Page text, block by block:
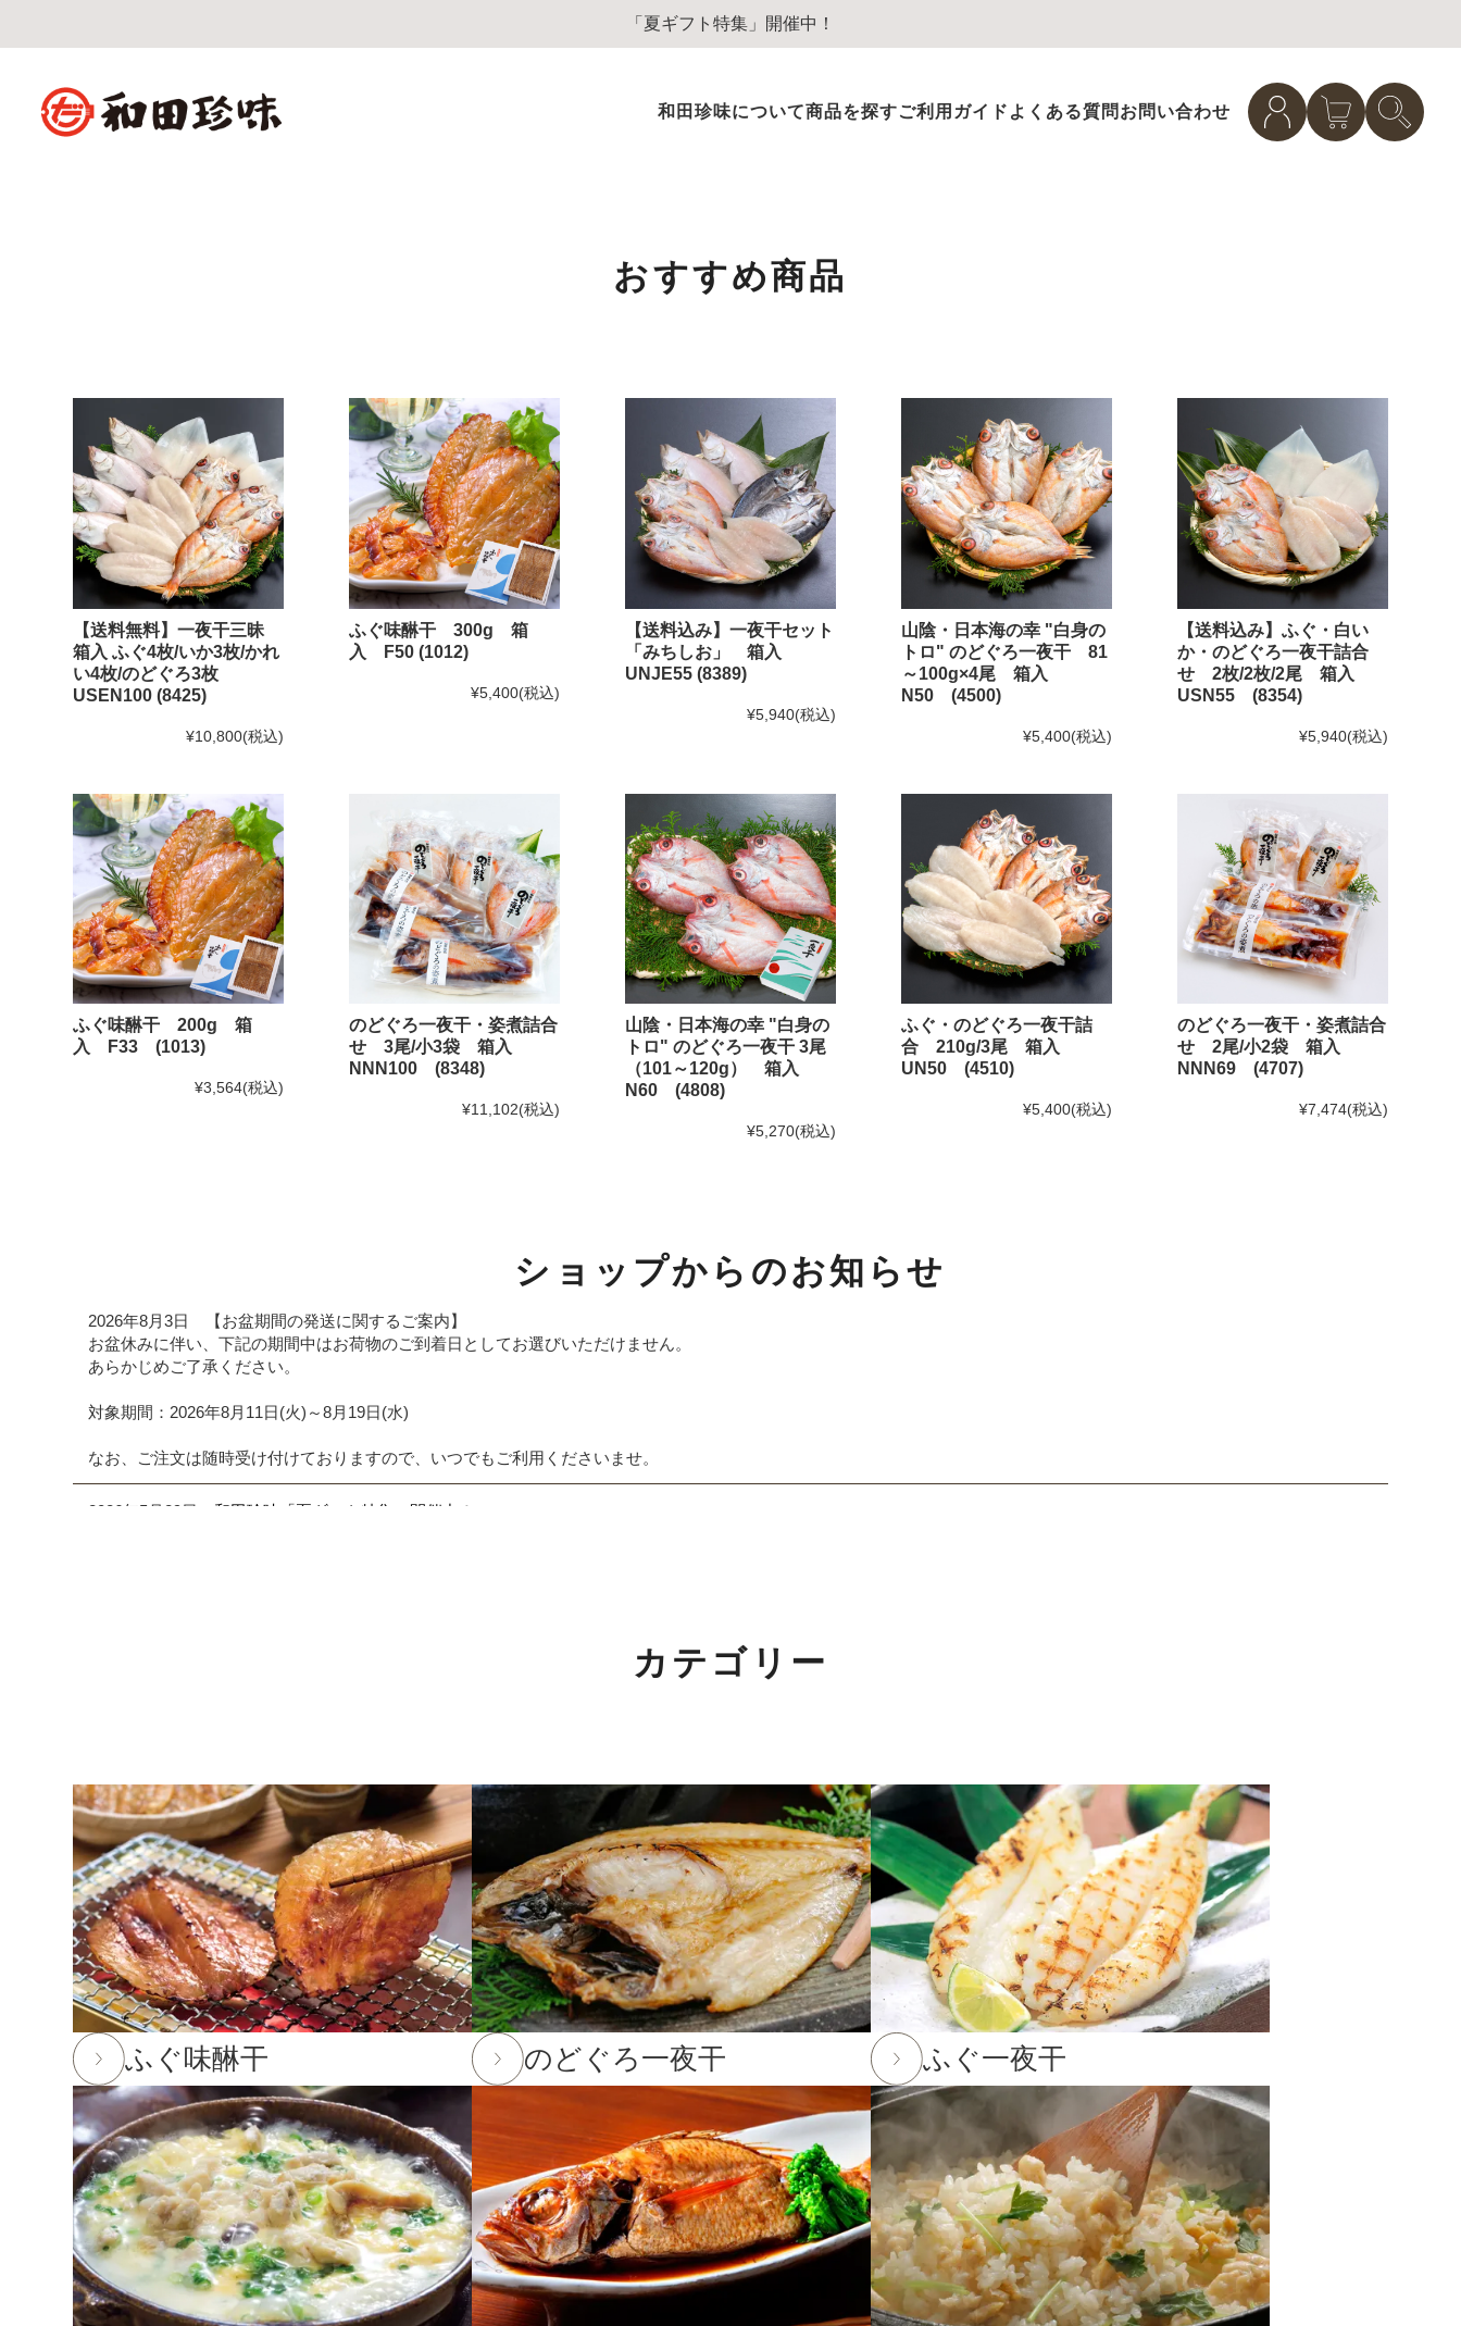
「夏ギフト特集」開催中！
和田珍味について商品を探す
ふぐ一夜干
のどぐろ商品
のどぐろ一夜干
のどぐろのたたき
のどぐろの姿煮
のどぐろのアクアパッツァ
いか商品
白いか一夜干
その他商品
かれい商品
あなご商品
おひとりさま鍋シリーズ
めしともシリーズ
Shinwaカフェシリーズ
ふんわり焼きあげシリーズ
お試しセット
夏ギフト特集
長寿・還暦祝い
ご法要・香典返し
価格別に探す
〜1,000円
1,001〜3,000円
3,001〜5,000円
5,001〜8,000円
8,001円〜
ご利用ガイド よくある質問 お問い合わせ
おすすめ商品
【送料無料】一夜干三昧
箱入 ふぐ4枚/いか3枚/かれ
い4枚/のどぐろ3枚
USEN100 (8425)
¥10,800(税込)
ふぐ味醂干 300g 箱
入 F50 (1012)
¥5,400(税込)
【送料込み】一夜干セット
「みちしお」 箱入
UNJE55 (8389)
¥5,940(税込)
山陰・日本海の幸 "白身の
トロ" のどぐろ一夜干 81
～100g×4尾 箱入
N50 (4500)
¥5,400(税込)
【送料込み】ふぐ・白い
か・のどぐろ一夜干詰合
せ 2枚/2枚/2尾 箱入
USN55 (8354)
¥5,940(税込)
ふぐ味醂干 200g 箱
入 F33 (1013)
¥3,564(税込)
のどぐろ一夜干・姿煮詰合
せ 3尾/小3袋 箱入
NNN100 (8348)
¥11,102(税込)
山陰・日本海の幸 "白身の
トロ" のどぐろ一夜干 3尾
（101～120g） 箱入
N60 (4808)
¥5,270(税込)
ふぐ・のどぐろ一夜干詰
合 210g/3尾 箱入
UN50 (4510)
¥5,400(税込)
のどぐろ一夜干・姿煮詰合
せ 2尾/小2袋 箱入
NNN69 (4707)
¥7,474(税込)
ショップからのお知らせ
2026年8月3日 【お盆期間の発送に関するご案内】
お盆休みに伴い、下記の期間中はお荷物のご到着日としてお選びいただけません。
あらかじめご了承ください。
対象期間：2026年8月11日(火)～8月19日(水)
なお、ご注文は随時受け付けておりますので、いつでもご利用くださいませ。
2026年5月29日 和田珍味「夏ギフト特集」開催中！
2026年1月19日本店カフェの休止について
2026年1月10日 本店カフェにて「チョコレートフェア」開催中！3/1(日)まで。詳しくはこちら
2026年1月8日 NHK「あさイチ」にて福乃和をご紹介いただきました！詳しくはこちら
2025年12月24日実店舗の年末年始の営業時間について
年内発送受付は12月23日(火)11:59までとなります。12月23日(火)12:00以降のご注文は2026年1月10日(土)からのお届けとなります。予めご了承下さい。
※もち・そば・かまぼこ商品の年内発送受付は12月12日(金)までとなります。(予定よりも早く締め切る場合がございます。)
※前入金のお客様につきまして、年内発送の受付は12月12日(金)までとなります。12月13日(土)以降のご注文はお支払い方法変更、またはご注文キャンセルのご案内
を行う場合がございます。ご了承下さい。
2025年10月24日「冬ギフト特集」開催中！11月末までのご注文・ご予約は送料半額！
2025年8月29日大感謝祭「秋のうまいもん」開催中！2025年10月16日(木)まで
2025年7月29日 【お盆期間の発送に関するご案内】
カテゴリー
ふぐ味醂干 のどぐろ一夜干 ふぐ一夜干